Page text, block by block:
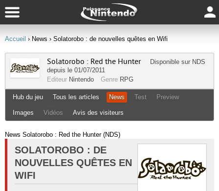
Accueil › News › Solatorobo : de nouvelles quêtes en Wifi
Solatorobo : Red the Hunter Disponible sur NDS
depuis le 01/07/2011
Editeur Nintendo Genre RPG
Hub du jeu Tous les articles News Test Preview
Images Vidéos Avis des visiteurs
News Solatorobo : Red the Hunter (NDS)
SOLATOROBO : DE
NOUVELLES QUÊTES EN
WIFI